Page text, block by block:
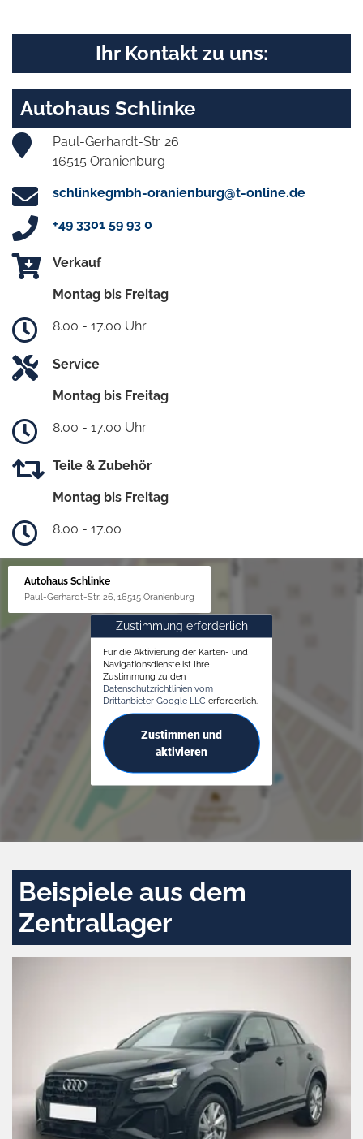
Ihr Kontakt zu uns:
Autohaus Schlinke
Paul-Gerhardt-Str. 26
16515 Oranienburg
schlinkegmbh-oranienburg@t-online.de
+49 3301 59 93 0
Verkauf
Montag bis Freitag
8.00 - 17.00 Uhr
Service
Montag bis Freitag
8.00 - 17.00 Uhr
Teile & Zubehör
Montag bis Freitag
8.00 - 17.00
Autohaus Schlinke
Paul-Gerhardt-Str. 26, 16515 Oranienburg
Zustimmung erforderlich
Für die Aktivierung der Karten- und
Navigationsdienste ist Ihre
Zustimmung zu den
Datenschutzrichtlinien vom
Drittanbieter Google LLC erforderlich.
Zustimmen und
aktivieren
Beispiele aus dem
Zentrallager